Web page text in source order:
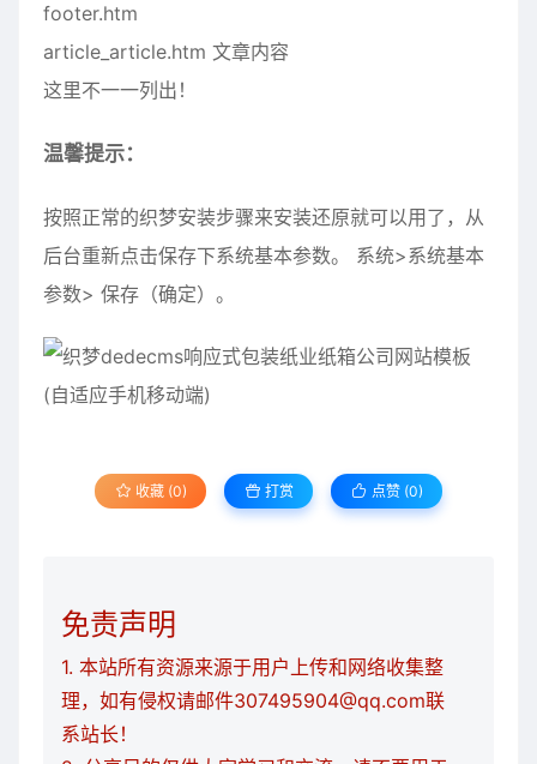
footer.htm
article_article.htm 文章内容
这里不一一列出！
温馨提示：
按照正常的织梦安装步骤来安装还原就可以用了，从
后台重新点击保存下系统基本参数。 系统>系统基本
参数> 保存（确定）。
收藏 (0) 打赏 点赞 (0)
免责声明
1. 本站所有资源来源于用户上传和网络收集整
理，如有侵权请邮件307495904@qq.com联
系站长！